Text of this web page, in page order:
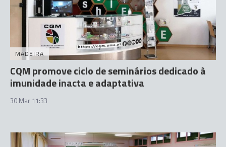
MADEIRA
CQM promove ciclo de seminários dedicado à
imunidade inacta e adaptativa
30 Mar 11:33